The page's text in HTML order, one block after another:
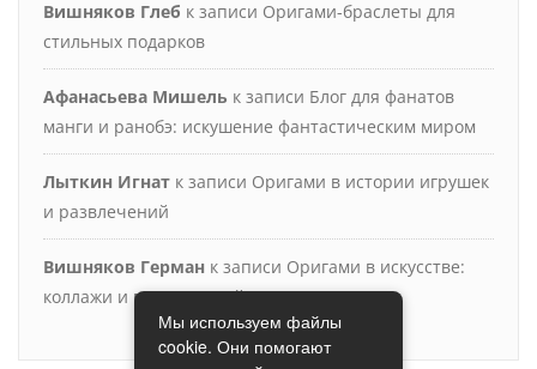
Вишняков Глеб к записи Оригами-браслеты для
стильных подарков
Афанасьева Мишель к записи Блог для фанатов
манги и ранобэ: искушение фантастическим миром
Лыткин Игнат к записи Оригами в истории игрушек
и развлечений
Вишняков Герман к записи Оригами в искусстве:
коллажи и мультимедийные инсталляции
Мы используем файлы
cookie. Они помогают